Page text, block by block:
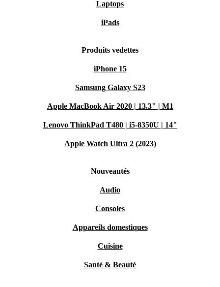
Laptops
iPads
Produits vedettes
iPhone 15
Samsung Galaxy S23
Apple MacBook Air 2020 | 13.3" | M1
Lenovo ThinkPad T480 | i5-8350U | 14"
Apple Watch Ultra 2 (2023)
Nouveautés
Audio
Consoles
Appareils domestiques
Cuisine
Santé & Beauté